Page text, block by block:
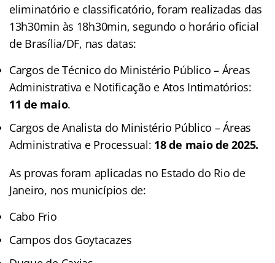
eliminatório e classificatório, foram realizadas das
13h30min às 18h30min, segundo o horário oficial
de Brasília/DF, nas datas:
Cargos de Técnico do Ministério Público – Áreas
Administrativa e Notificação e Atos Intimatórios:
11 de maio.
Cargos de Analista do Ministério Público – Áreas
Administrativa e Processual: 18 de maio de 2025.
As provas foram aplicadas no Estado do Rio de
Janeiro, nos municípios de:
Cabo Frio
Campos dos Goytacazes